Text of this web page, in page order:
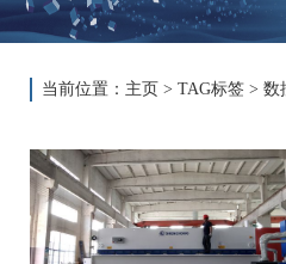
当前位置： 主页 > TAG标签> 数